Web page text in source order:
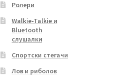
Ролери
Walkie-Talkie и
Bluetooth
слушалки
Спортски стегачи
Лов и риболов